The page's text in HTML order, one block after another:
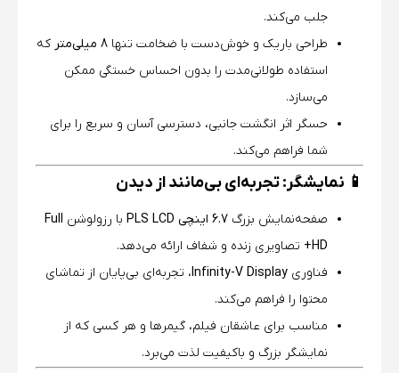
جلب می‌کند.
طراحی باریک و خوش‌دست با ضخامت تنها 8 میلی‌متر
که
استفاده طولانی‌مدت را بدون احساس خستگی ممکن
می‌سازد.
حسگر اثر انگشت جانبی، دسترسی آسان و سریع را برای
شما فراهم می‌کند.
📱 نمایشگر: تجربه‌ای بی‌مانند از دیدن
صفحه‌نمایش بزرگ 6.7 اینچی PLS LCD با رزولوشن Full
HD+
تصاویری زنده و شفاف ارائه می‌دهد.
فناوری Infinity-V Display، تجربه‌ای بی‌پایان از تماشای
محتوا را فراهم می‌کند.
مناسب برای عاشقان فیلم، گیمرها و هر کسی که از
نمایشگر بزرگ و باکیفیت لذت می‌برد.